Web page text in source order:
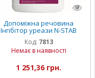
Допоміжна речовина
Інгібітор уреази N-STAB
Агрохімічні технології (5 л)
Код: 7813
Немає в наявності
1 251,36 грн.